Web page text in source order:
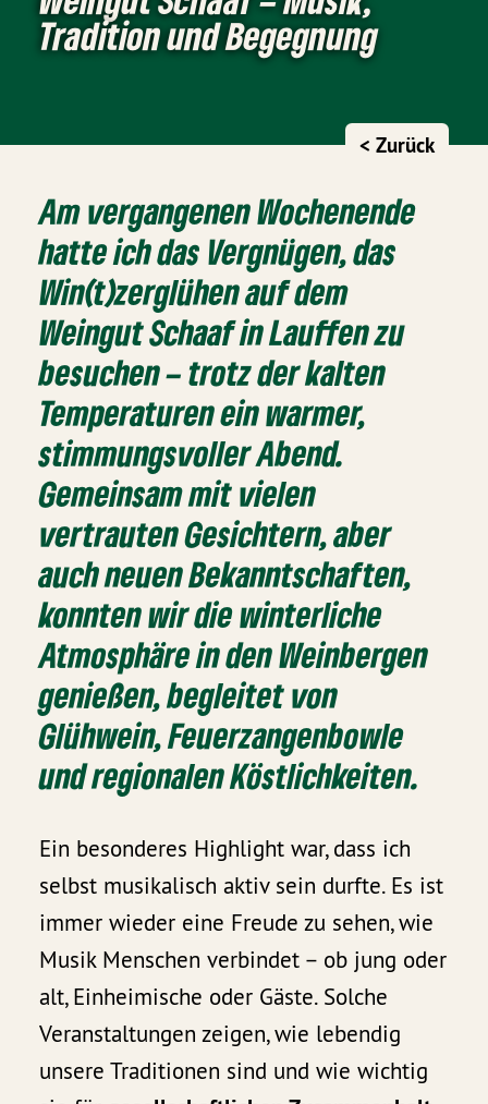
Tradition und Begegnung
< Zurück
Am vergangenen Wochenende
hatte ich das Vergnügen, das
Win(t)zerglühen auf dem
Weingut Schaafin Lauffen zu
besuchen – trotz der kalten
Temperaturen ein warmer,
stimmungsvoller Abend.
Gemeinsam mit vielen
vertrauten Gesichtern, aber
auch neuen Bekanntschaften,
konnten wir die winterliche
Atmosphäre in den Weinbergen
genießen, begleitet von
Glühwein, Feuerzangenbowle
und regionalen Köstlichkeiten.
Ein besonderes Highlight war, dass ich
selbst musikalisch aktiv sein durfte. Es ist
immer wieder eine Freude zu sehen, wie
Musik Menschen verbindet – ob jung oder
alt, Einheimische oder Gäste. Solche
Veranstaltungen zeigen, wie lebendig
unsere Traditionen sind und wie wichtig